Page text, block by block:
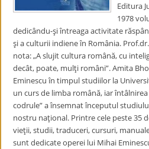
Editura
1978
dedicându-şi întreaga activitate
şi a culturii indiene în România.
nota: „A slujit cultura română, cu
decât, poate, mulţi români”. Amita
Eminescu în timpul studiilor la
un curs de limba română, iar întâlnirea
codrule” a însemnat începutul
nostru naţional. Printre cele peste 35
vieţii, studii, traduceri, cursuri,
sunt dedicate operei lui Mihai